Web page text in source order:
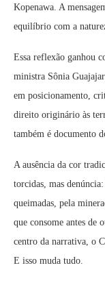
Kopenawa. A
equilíbrio com a
Essa reflexão ganhou
ministra Sônia
em posicionamento,
direito originário às
também é documento
A ausência da cor
torcidas, mas
queimadas, pela
que consome antes de
centro da narrativa, o
E isso muda tudo.